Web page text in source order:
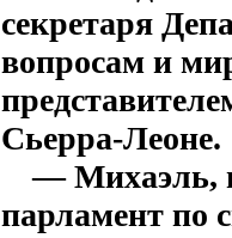
секретаря
вопросам и
Сьерра-Леоне.
— Михаэль,
парламент по